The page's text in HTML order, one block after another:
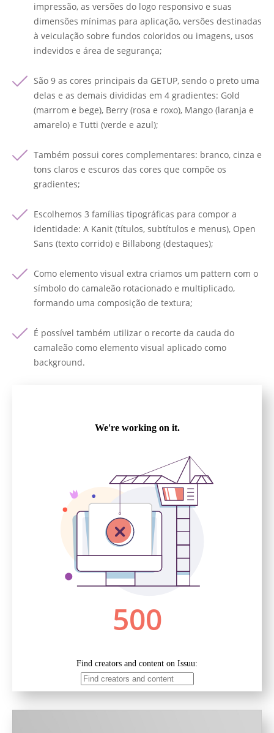
impressão, as versões do logo responsivo e suas
dimensões mínimas para aplicação, versões destinadas
à veiculação sobre fundos coloridos ou imagens, usos
indevidos e área de segurança;
São 9 as cores principais da GETUP, sendo o preto uma
delas e as demais divididas em 4 gradientes: Gold
(marrom e bege), Berry (rosa e roxo), Mango (laranja e
amarelo) e Tutti (verde e azul);
Também possui cores complementares: branco, cinza e
tons claros e escuros das cores que compõe os
gradientes;
Escolhemos 3 famílias tipográficas para compor a
identidade: A Kanit (títulos, subtítulos e menus), Open
Sans (texto corrido) e Billabong (destaques);
Como elemento visual extra criamos um pattern com o
símbolo do camaleão rotacionado e multiplicado,
formando uma composição de textura;
É possível também utilizar o recorte da cauda do
camaleão como elemento visual aplicado como
background.